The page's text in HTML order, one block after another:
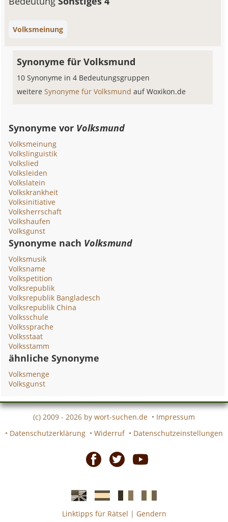
Volksmeinung
Synonyme für Volksmund
10 Synonyme in 4 Bedeutungsgruppen
weitereSynonyme für Volksmundauf Woxikon.de
Synonyme vor Volksmund
Volksmeinung
Volkslinguistik
Volkslied
Volksleiden
Volkslatein
Volkskrankheit
Volksinitiative
Volksherrschaft
Volkshaufen
Volksgunst
Synonyme nach Volksmund
Volksmusik
Volksname
Volkspetition
Volksrepublik
Volksrepublik Bangladesch
Volksrepublik China
Volksschule
Volkssprache
Volksstaat
Volksstamm
ähnliche Synonyme
Volksmenge
Volksgunst
(c) 2009 - 2026 by wort-suchen.de • Impressum
• Datenschutzerklärung • Widerruf • Datenschutzeinstellungen
EnglischeSpanischefranzösicheitalienische
Linktipps für Rätsel | Gendern